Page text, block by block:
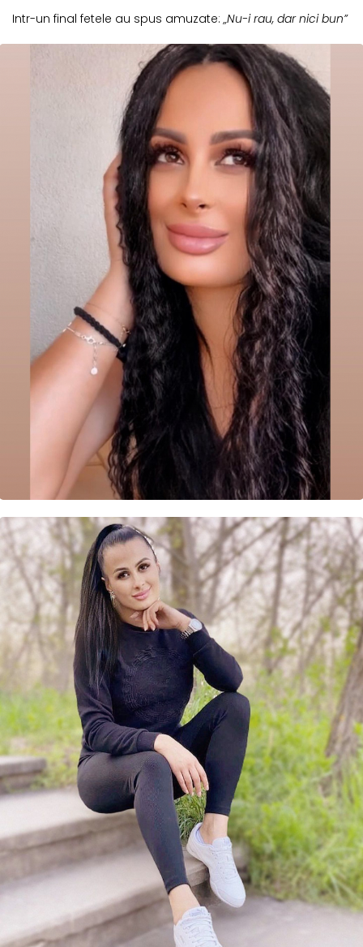
Intr-un final fetele au spus amuzate:„Nu-i rau, dar nici bun”